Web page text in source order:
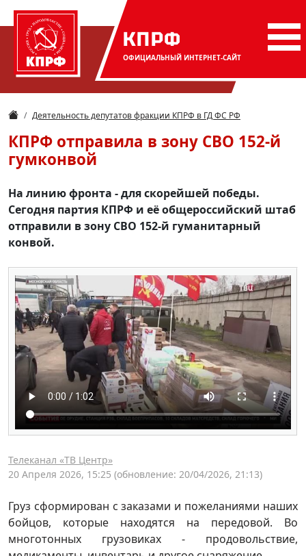
КПРФ
ОФИЦИАЛЬНЫЙ ИНТЕРНЕТ-САЙТ
Деятельность депутатов фракции КПРФ в ГД ФС РФ
КПРФ отправила в зону СВО 152-й
гумконвой
На линию фронта - для скорейшей победы.
Сегодня партия КПРФ и её общероссийский штаб
отправили в зону СВО 152-й гуманитарный
конвой.
Телеканал «ТВ Центр»
20 Апреля 2026, 15:25 (обновление: 20/04/2026, 21:13)
Груз сформирован с заказами и пожеланиями наших
бойцов, которые находятся на передовой. Во
многотонных грузовиках - продовольствие,